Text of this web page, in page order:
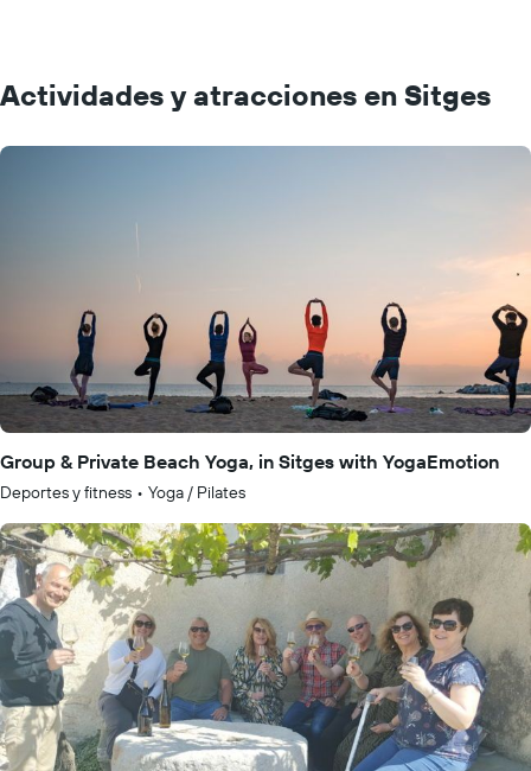
Actividades y atracciones en Sitges
Group & Private Beach Yoga, in Sitges with YogaEmotion
Deportes y fitness • Yoga / Pilates